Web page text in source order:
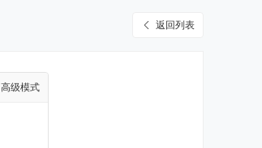
返回列表
高级模式